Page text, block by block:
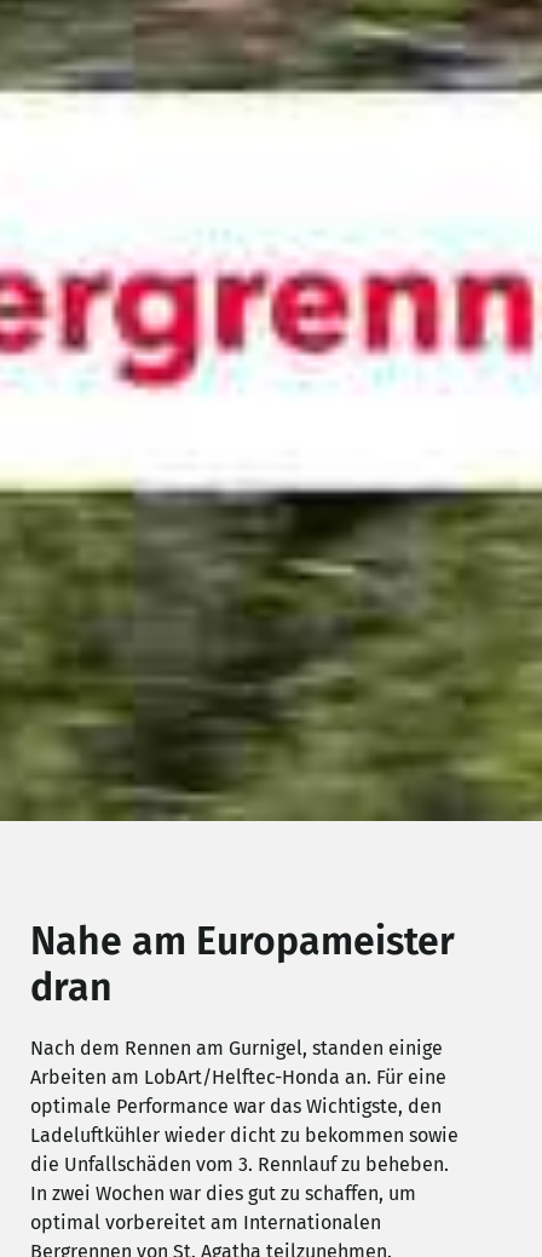
Nahe am Europameister
dran
Nach dem Rennen am Gurnigel, standen einige
Arbeiten am LobArt/Helftec-Honda an. Für eine
optimale Performance war das Wichtigste, den
Ladeluftkühler wieder dicht zu bekommen sowie
die Unfallschäden vom 3. Rennlauf zu beheben.
In zwei Wochen war dies gut zu schaffen, um
optimal vorbereitet am Internationalen
Bergrennen von St. Agatha teilzunehmen.